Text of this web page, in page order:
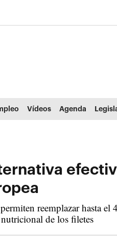
Vídeos Agenda
reemplazar hasta el
de los filetes